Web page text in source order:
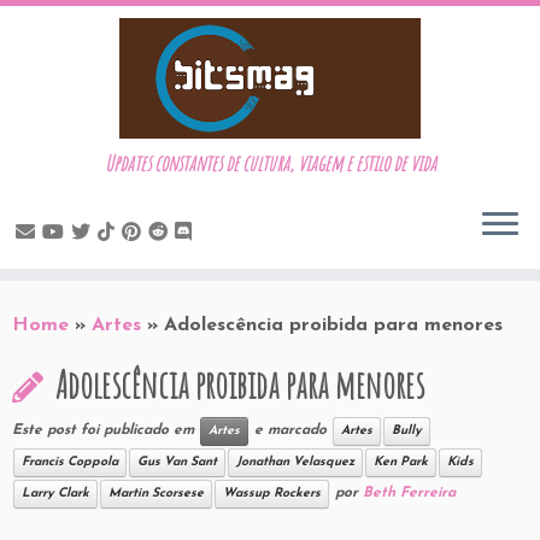
to
Updates constantes de cultura, viagem e estilo de vida
Home » Artes » Adolescência proibida para menores
Adolescência proibida para menores
Este post foi publicado em Artes e marcado Artes Bully
Francis Coppola Gus Van Sant Jonathan Velasquez Ken Park Kids
Larry Clark Martin Scorsese Wassup Rockers por Beth Ferreira